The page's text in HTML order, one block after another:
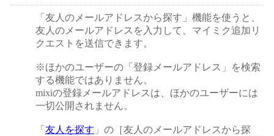
「友人のメールアドレスから探す」機能を使うと、
友人のメールアドレスを入力して、マイミク追加リ
クエストを送信できます。
※ほかのユーザーの「登録メールアドレス」を検索
する機能ではありません。
mixiの登録メールアドレスは、ほかのユーザーには
一切公開されません。
「 友人を探す 」の［友人のメールアドレスから探